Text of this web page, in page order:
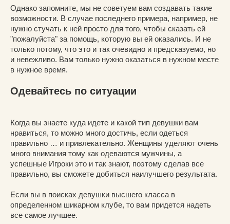
Однако запомните, мы не советуем вам создавать такие
возможности. В случае последнего примера, например, не
нужно стучать к ней просто для того, чтобы сказать ей
"пожалуйста" за помощь, которую вы ей оказались. И не
только потому, что это и так очевидно и предсказуемо, но
и невежливо. Вам только нужно оказаться в нужном месте
в нужное время.
Одевайтесь по ситуации
Когда вы знаете куда идете и какой тип девушки вам
нравиться, то можно много достичь, если одеться
правильно … и привлекательно. Женщины уделяют очень
много внимания тому как одеваются мужчины, а
успешные Игроки это и так знают, поэтому сделав все
правильно, вы сможете добиться наилучшего результата.
Если вы в поисках девушки высшего класса в
определенном шикарном клубе, то вам придется надеть
все самое лучшее.